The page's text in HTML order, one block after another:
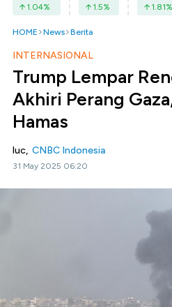
1.04% 1.5% 1.81%
HOME News Berita
INTERNASIONAL
Trump Lempar
Akhiri Perang
Hamas
luc, CNBC Indonesia
31 May 2025 06:20